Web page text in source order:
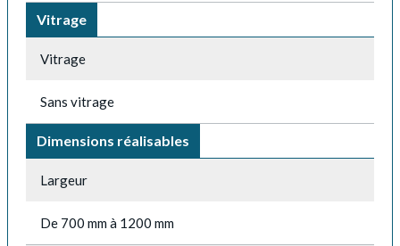
Vitrage
Vitrage
Sans vitrage
Dimensions réalisables
Largeur
De 700 mm à 1200 mm